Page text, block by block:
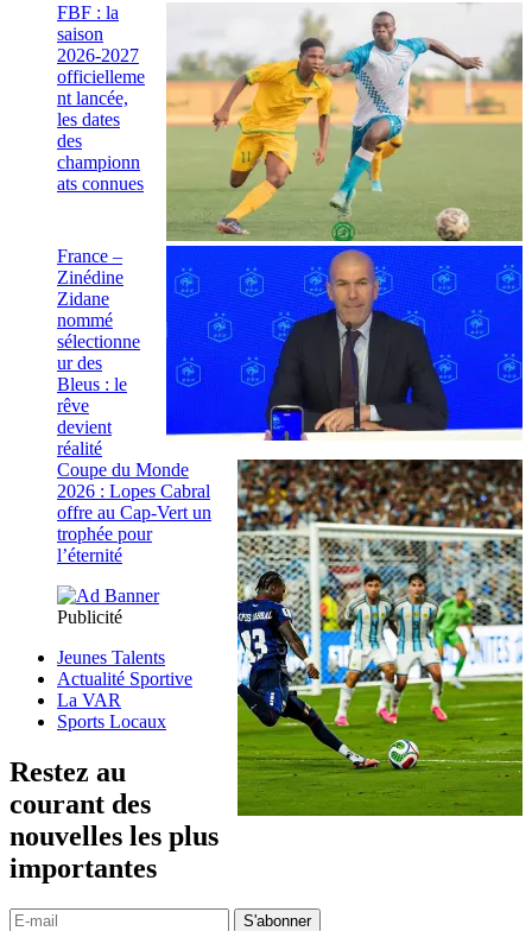
FBF : la
saison
2026-2027
officielleme
nt lancée,
les dates
des
championn
ats connues
France –
Zinédine
Zidane
nommé
sélectionne
ur des
Bleus : le
rêve
devient
réalité
Coupe du Monde
2026 : Lopes Cabral
offre au Cap-Vert un
trophée pour
l’éternité
Publicité
Jeunes Talents
Actualité Sportive
La VAR
Sports Locaux
Restez au
courant des
nouvelles les plus
importantes
S'abonner